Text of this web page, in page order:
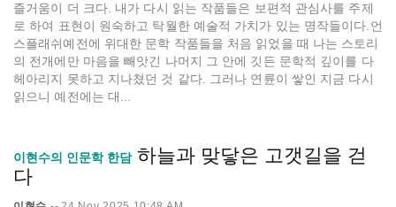
즐거움이 더 크다. 내가 다시 읽는 작품들은 보편적 관심사를 주제
로 하여 표현이 원숙하고 탁월한 예술적 가치가 있는 명작들이다.언
스플래쉬예전에 위대한 문학 작품들을 처음 읽었을 때 나는 스토리
의 전개에만 마음을 빼앗긴 나머지 그 안에 깃든 문학적 깊이를 다
헤아리지 못하고 지나쳤던 것 같다. 그러나 연륜이 쌓인 지금 다시
읽으니 예전에는 대...
이현수의 인문학 한담 하늘과 맞닿은 고갯길을 걷
다